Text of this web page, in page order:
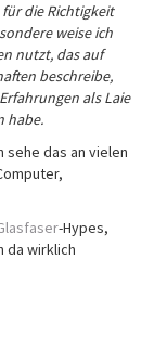
die Richtigkeit
weise ich
nutzt, das auf
beschreibe,
als Laie
habe.
sehe das an vielen
-Hypes,
da wirklich